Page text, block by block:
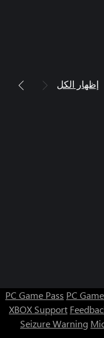
إظهار الكل
PC Game Pass PC
XBOX Support
Seizure Warning